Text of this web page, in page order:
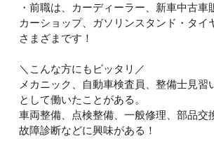
・前職は、カーディーラー、新車中古車
カーショップ、ガソリンスタンド・タイ
さまざまです！
＼こんな方にもピッタリ／
メカニック、自動車検査員、整備士見習
として働いたことがある。
車両整備、点検整備、一般修理、部品交
故障診断などに興味がある！